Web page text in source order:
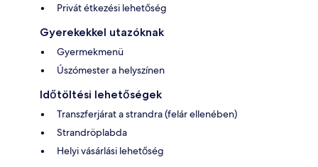
Privát étkezési lehetőség
Gyerekekkel utazóknak
Gyermekmenü
Úszómester a helyszínen
Időtöltési lehetőségek
Transzferjárat a strandra (felár ellenében)
Strandröplabda
Helyi vásárlási lehetőség